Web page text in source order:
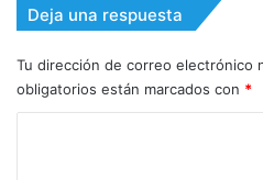
Deja una respuesta
Tu dirección de correo electrónico
obligatorios están marcados con *